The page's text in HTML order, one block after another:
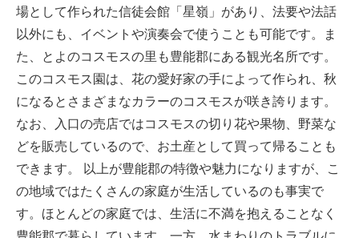
場として作られた信徒会館「星嶺」があり、法要や法話
以外にも、イベントや演奏会で使うことも可能です。ま
た、とよのコスモスの里も豊能郡にある観光名所です。
このコスモス園は、花の愛好家の手によって作られ、秋
になるとさまざまなカラーのコスモスが咲き誇ります。
なお、入口の売店ではコスモスの切り花や果物、野菜な
どを販売しているので、お土産として買って帰ることも
できます。 以上が豊能郡の特徴や魅力になりますが、こ
の地域ではたくさんの家庭が生活しているのも事実で
す。ほとんどの家庭では、生活に不満を抱えることなく